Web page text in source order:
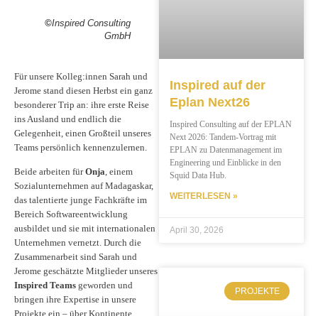
©Inspired Consulting
GmbH
Für unsere Kolleg:innen Sarah und
Jerome stand diesen Herbst ein ganz
besonderer Trip an: ihre erste Reise
ins Ausland und endlich die
Gelegenheit, einen Großteil unseres
Teams persönlich kennenzulernen.
Beide arbeiten fürOnja, einem
Sozialunternehmen auf Madagaskar,
das talentierte junge Fachkräfte im
Bereich Softwareentwicklung
ausbildet und sie mit internationalen
Unternehmen vernetzt. Durch die
Zusammenarbeit sind Sarah und
Jerome geschätzte Mitglieder unseres
Inspired Teams geworden und
bringen ihre Expertise in unsere
Projekte ein – über Kontinente
Inspired auf der
Eplan Next26
Inspired Consulting auf der EPLAN
Next 2026: Tandem-Vortrag mit
EPLAN zu Datenmanagement im
Engineering und Einblicke in den
Squid Data Hub.
WEITERLESEN »
April 30, 2026
PROJEKTE